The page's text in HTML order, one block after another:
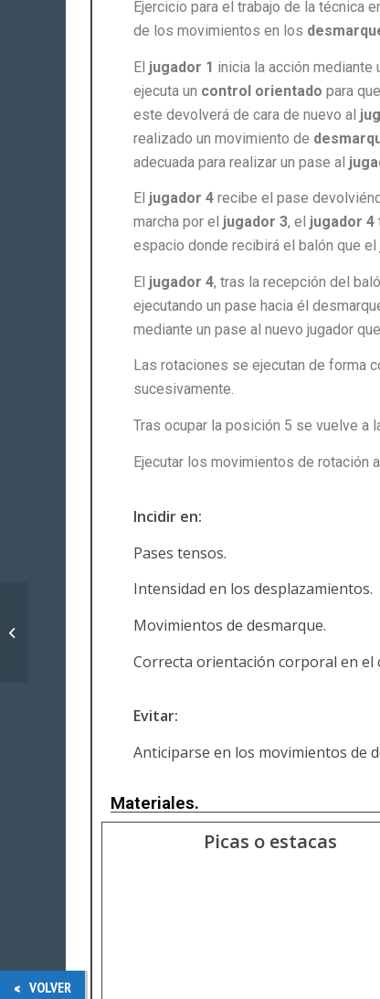
Ejercicio para el trabajo de la técnica
de los movimientos en los
El jugador 1 inicia la acción mediante
ejecuta un control orientado para
este devolverá de cara de nuevo al
realizado un movimiento de
adecuada para realizar un pase al
El jugador 4recibe el pase
marcha por el jugador 3, el jugador 4
espacio donde recibirá el balón que el
El jugador 4, tras la recepción del
ejecutando un pase hacia él
mediante un pase al nuevo jugador
Las rotaciones se ejecutan de forma
sucesivamente.
Tras ocupar la posición 5 se vuelve a
Ejecutar los movimientos de rotación
Incidir en:
Pases tensos.
Intensidad en los desplazamientos.
Movimientos de desmarque.
Correcta orientación corporal en el
Evitar:
Anticiparse en los movimientos de
Materiales.
Picas o estacas
VOLVER